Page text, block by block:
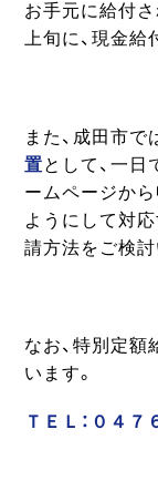
お手元に給付
上旬に、現金
また、成田市で
置として、一
ームページか
ようにして対
請方法をご検討
なお、特別定
います。
ＴＥＬ：０４